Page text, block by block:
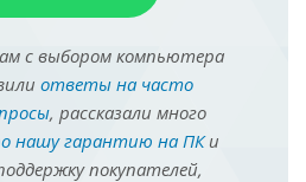
с выбором компьютера
ответы на часто
, рассказали много
нашу гарантию на ПКи
покупателей,